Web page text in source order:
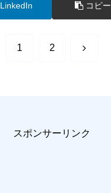
LinkedIn コピー
1 2 次
スポンサーリンク